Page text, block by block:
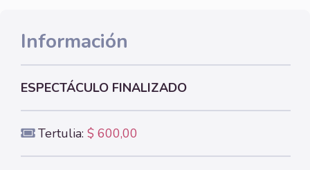
Información
ESPECTÁCULO FINALIZADO
Tertulia: $ 600,00